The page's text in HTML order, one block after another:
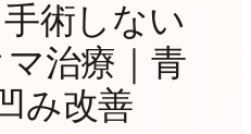
術しない
治療｜青
み改善